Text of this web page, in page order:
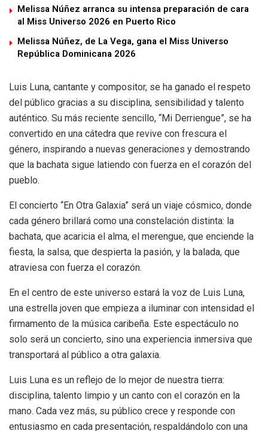
Melissa Núñez arranca su intensa preparación de cara
al Miss Universo 2026 en Puerto Rico
Melissa Núñez, de La Vega, gana el Miss Universo
República Dominicana 2026
Luis Luna, cantante y compositor, se ha ganado el respeto
del público gracias a su disciplina, sensibilidad y talento
auténtico. Su más reciente sencillo, “Mi Derriengue”, se ha
convertido en una cátedra que revive con frescura el
género, inspirando a nuevas generaciones y demostrando
que la bachata sigue latiendo con fuerza en el corazón del
pueblo.
El concierto “En Otra Galaxia” será un viaje cósmico, donde
cada género brillará como una constelación distinta: la
bachata, que acaricia el alma, el merengue, que enciende la
fiesta, la salsa, que despierta la pasión, y la balada, que
atraviesa con fuerza el corazón.
En el centro de este universo estará la voz de Luis Luna,
una estrella joven que empieza a iluminar con intensidad el
firmamento de la música caribeña. Este espectáculo no
solo será un concierto, sino una experiencia inmersiva que
transportará al público a otra galaxia.
Luis Luna es un reflejo de lo mejor de nuestra tierra:
disciplina, talento limpio y un canto con el corazón en la
mano. Cada vez más, su público crece y responde con
entusiasmo en cada presentación, respaldándolo con una